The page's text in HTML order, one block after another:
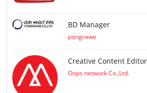
ฺBD Manager
pongrawe
Creative Content Editor
Oops network Co.,Ltd.